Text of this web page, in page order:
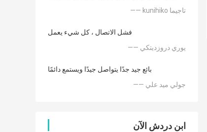
—— kunihiko تاجيما
فشل الاتصال ، كل شيء يعمل
—— يوري دروزديتكي
بائع جيد جدًا يتواصل جيدًا ويستمع دائمًا
—— جولي ميد علي
ابن دردش الآن